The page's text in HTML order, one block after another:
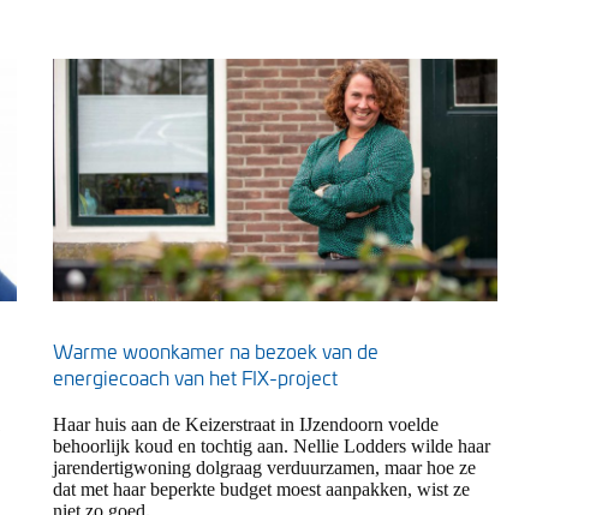
Warme woonkamer na bezoek van de
energiecoach van het FIX-project
Haar huis aan de Keizerstraat in IJzendoorn voelde
behoorlijk koud en tochtig aan. Nellie Lodders wilde haar
jarendertigwoning dolgraag verduurzamen, maar hoe ze
dat met haar beperkte budget moest aanpakken, wist ze
niet zo goed.